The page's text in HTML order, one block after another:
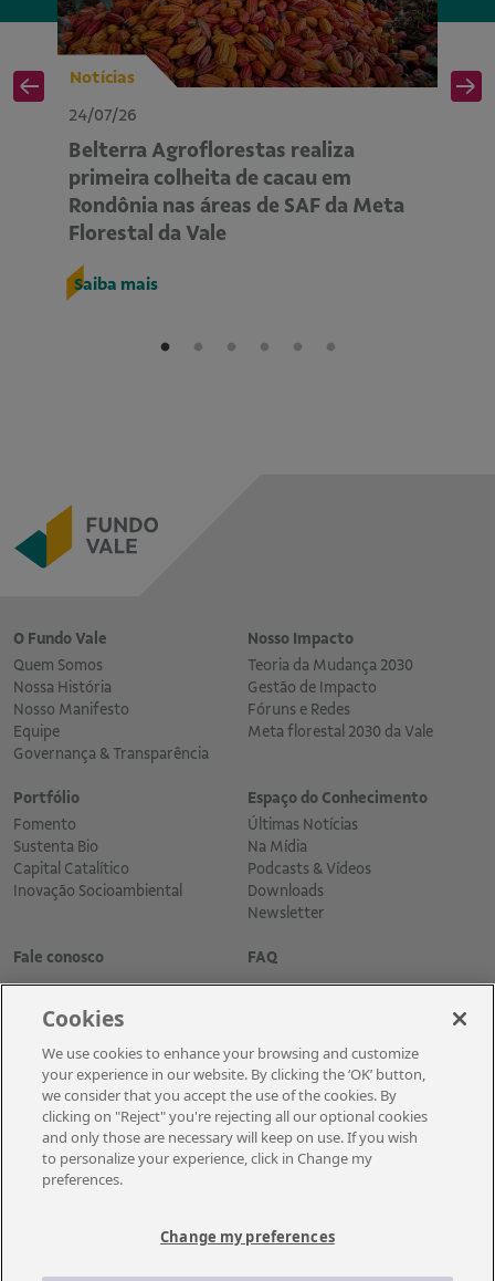
Notícias
24/07/26
Belterra Agroflorestas realiza
primeira colheita de cacau em
Rondônia nas áreas de SAF da Meta
Florestal da Vale
Saiba mais
O Fundo Vale
Quem Somos
Nossa História
Nosso Manifesto
Equipe
Governança & Transparência
Nosso Impacto
Teoria da Mudança 2030
Gestão de Impacto
Fóruns e Redes
Meta florestal 2030 da Vale
Portfólio
Fomento
Sustenta Bio
Capital Catalítico
Inovação Socioambiental
Espaço do Conhecimento
Últimas Notícias
Na Mídia
Podcasts & Vídeos
Downloads
Newsletter
Fale conosco FAQ
Cadastre-se para receber as novidades
Cookies
We use cookies to enhance your browsing and customize
your experience in our website. By clicking the ‘OK’ button,
we consider that you accept the use of the cookies. By
clicking on "Reject" you're rejecting all our optional cookies
and only those are necessary will keep on use. If you wish
to personalize your experience, click in Change my
preferences.
Change my preferences